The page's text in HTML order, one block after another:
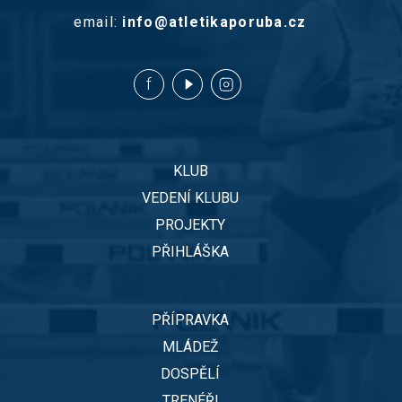
email: info@atletikaporuba.cz
KLUB
VEDENÍ KLUBU
PROJEKTY
PŘIHLÁŠKA
PŘÍPRAVKA
MLÁDEŽ
DOSPĚLÍ